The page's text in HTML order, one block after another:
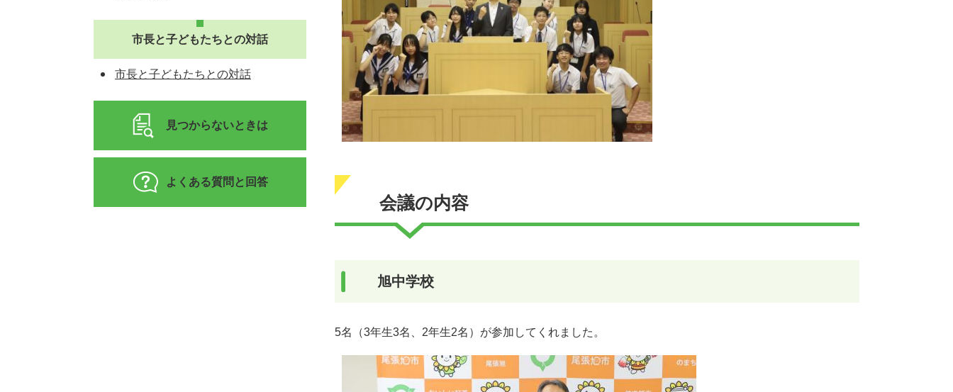
会議の内容
旭中学校
5名（3年生3名、2年生2名）が参加してくれました。
市長と子どもたちとの対話
市長と子どもたちとの対話
見つからないときは
よくある質問と回答